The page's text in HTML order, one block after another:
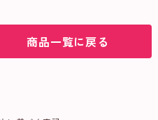
商品一覧に戻る